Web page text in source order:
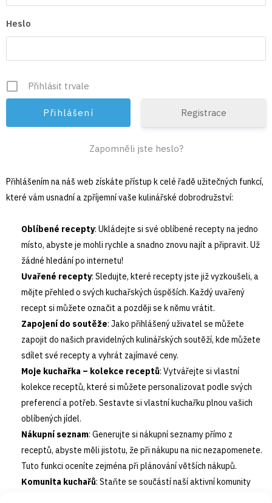
Heslo
Přihlásit trvale
Registrace
Zapomněli jste heslo?
Přihlášením na náš web získáte přístup k celé řadě užitečných funkcí,
které vám usnadní a zpříjemní vaše kulinářské dobrodružství:
Oblíbené recepty: Ukládejte si své oblíbené recepty na jedno
místo, abyste je mohli rychle a snadno znovu najít a připravit. Už
žádné hledání po internetu!
Uvařené recepty: Sledujte, které recepty jste již vyzkoušeli, a
mějte přehled o svých kuchařských úspěších. Každý uvařený
recept si můžete označit a později se k němu vrátit.
Zapojení do soutěže: Jako přihlášený uživatel se můžete
zapojit do našich pravidelných kulinářských soutěží, kde můžete
sdílet své recepty a vyhrát zajímavé ceny.
Moje kuchařka – kolekce receptů: Vytvářejte si vlastní
kolekce receptů, které si můžete personalizovat podle svých
preferencí a potřeb. Sestavte si vlastní kuchařku plnou vašich
oblíbených jídel.
Nákupní seznam: Generujte si nákupní seznamy přímo z
receptů, abyste měli jistotu, že při nákupu na nic nezapomenete.
Tuto funkci oceníte zejména při plánování větších nákupů.
Komunita kuchařů: Staňte se součástí naší aktivní komunity